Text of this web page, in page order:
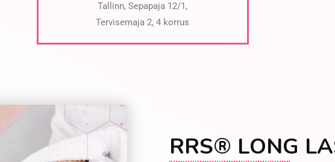
Tallinn, Sepapaja 12/1,
Tervisemaja 2, 4 korrus
RRS® LONG